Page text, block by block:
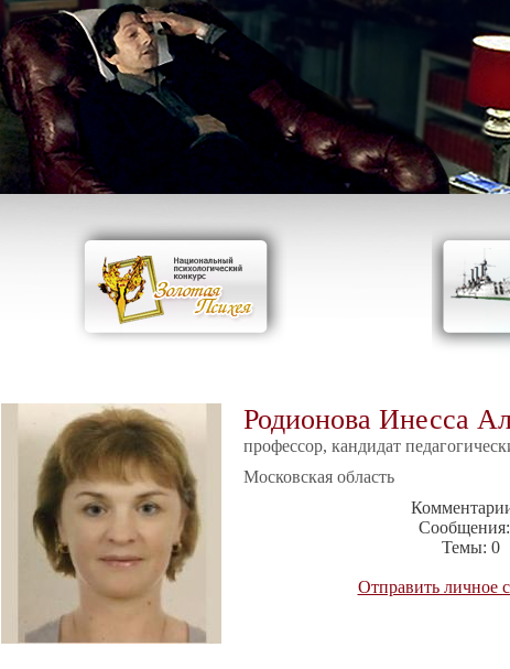
Родионова Инесса
профессор, кандидат
Московская область
Сообщения:
Темы: 0
Отправить личное